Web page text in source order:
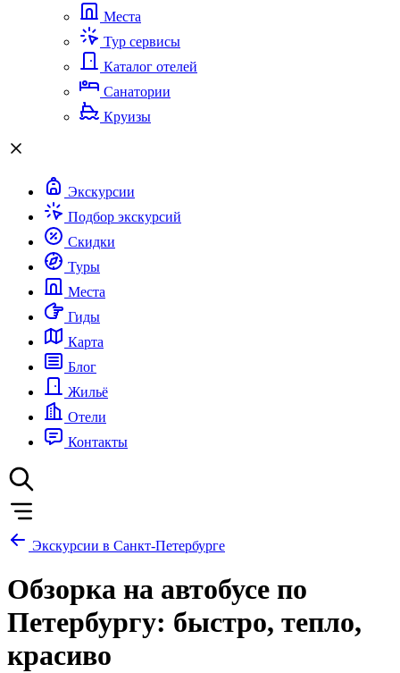
Места
Тур сервисы
Каталог отелей
Санатории
Круизы
Экскурсии
Подбор экскурсий
Скидки
Туры
Места
Гиды
Карта
Блог
Жильё
Отели
Контакты
Экскурсии в Санкт-Петербурге
Обзорка на автобусе по
Петербургу: быстро, тепло,
красиво